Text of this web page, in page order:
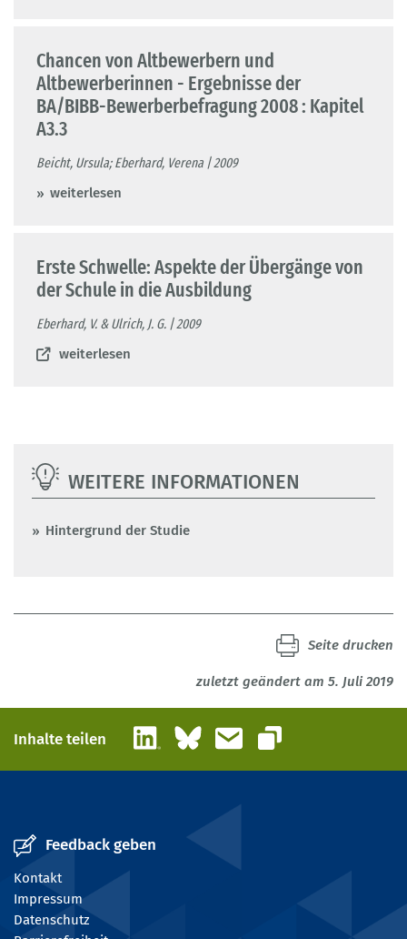
Chancen von Altbewerbern und
Altbewerberinnen - Ergebnisse der
BA/BIBB-Bewerberbefragung 2008 : Kapitel
A3.3
Beicht, Ursula; Eberhard, Verena | 2009
weiterlesen
Erste Schwelle: Aspekte der Übergänge von
der Schule in die Ausbildung
Eberhard, V. & Ulrich, J. G. | 2009
weiterlesen
WEITERE INFORMATIONEN
Hintergrund der Studie
zuletzt geändert am 5. Juli 2019
Seite drucken
Inhalte teilen LinkedInBlueskyE-Mail
Link kopieren
Feedback geben
Kontakt
Impressum
Datenschutz